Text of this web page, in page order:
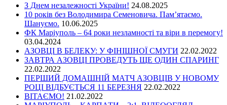
З Днем незалежності України! 24.08.2025
10 років без Володимира Семеновича. Пам’ятаємо.
Шануємо. 10.06.2025
ФК Маріуполь – 64 роки незламності та віри в перемогу!
03.04.2024
АЗОВЦІ В БЕЛЕКУ: У ФІНІШНОЇ СМУГИ 22.02.2022
ЗАВТРА АЗОВЦІ ПРОВЕДУТЬ ЩЕ ОДИН СПАРИНГ
22.02.2022
ПЕРШИЙ ДОМАШНІЙ МАТЧ АЗОВЦІВ У НОВОМУ
РОЦІ ВІДБУЄТЬСЯ 11 БЕРЕЗНЯ 22.02.2022
ВІТАЄМО! 21.02.2022